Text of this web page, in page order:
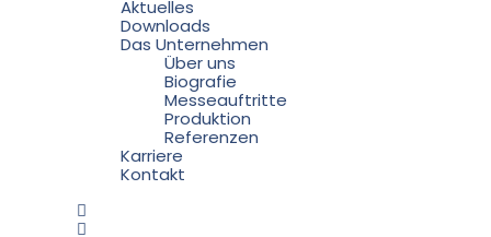
Aktuelles
Downloads
Das Unternehmen
Über uns
Biografie
Messeauftritte
Produktion
Referenzen
Karriere
Kontakt